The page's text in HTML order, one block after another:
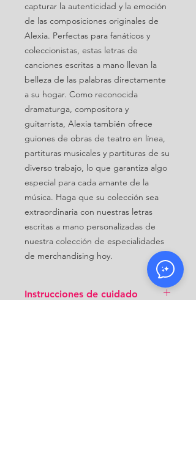
capturar la autenticidad y la emoción
de las composiciones originales de
Alexia. Perfectas para fanáticos y
coleccionistas, estas letras de
canciones escritas a mano llevan la
belleza de las palabras directamente
a su hogar. Como reconocida
dramaturga, compositora y
guitarrista, Alexia también ofrece
guiones de obras de teatro en línea,
partituras musicales y partituras de su
diverso trabajo, lo que garantiza algo
especial para cada amante de la
música. Haga que su colección sea
extraordinaria con nuestras letras
escritas a mano personalizadas de
nuestra colección de especialidades
de merchandising hoy.
Instrucciones de cuidado